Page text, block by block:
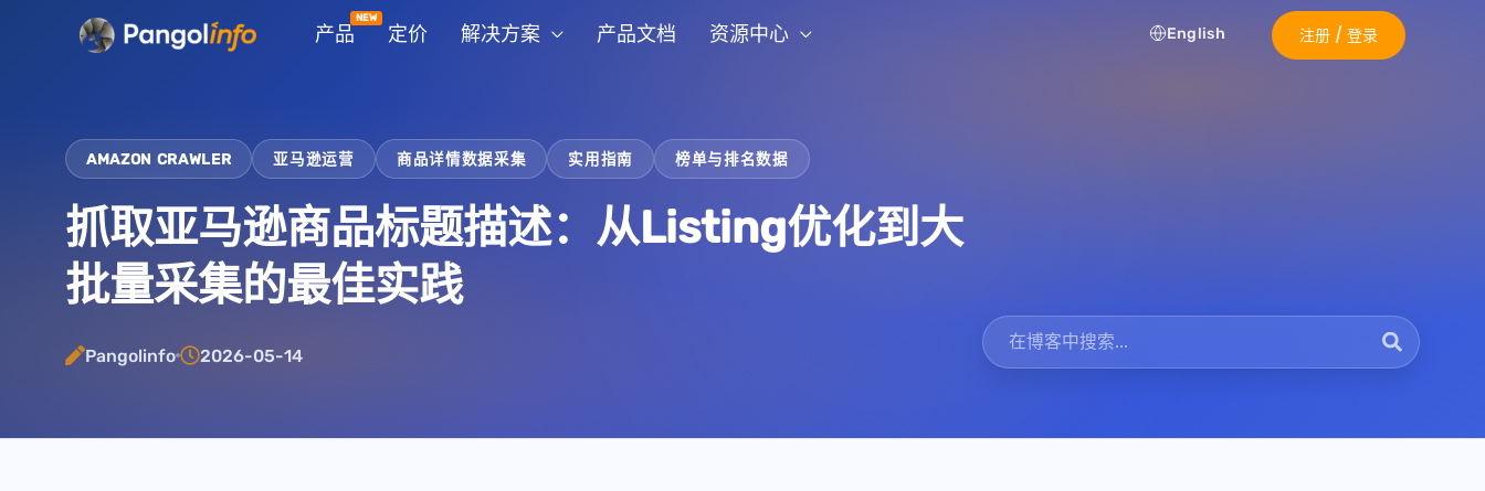
产品 定价 解决方案 产品文档 资源中心 English 注册 / 登录
AMAZON CRAWLER 亚马逊运营 商品详情数据采集 实用指南 榜单与排名数据
抓取亚马逊商品标题描述：从Listing优化到大
批量采集的最佳实践
Pangolinfo 2026-05-14